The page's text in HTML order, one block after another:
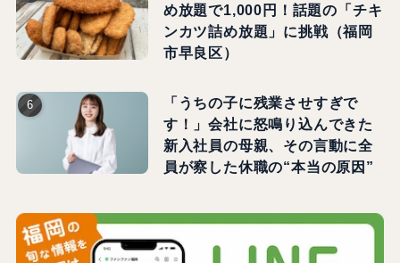
め放題で1,000円！話題の「チキ
ンカツ詰め放題」に挑戦（福岡
市早良区）
「うちの子に残業させすぎで
す！」会社に怒鳴り込んできた
新入社員の母親、その言動に全
員が察した休職の“本当の原因”